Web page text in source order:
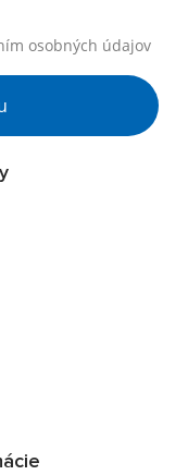
osobných údajov